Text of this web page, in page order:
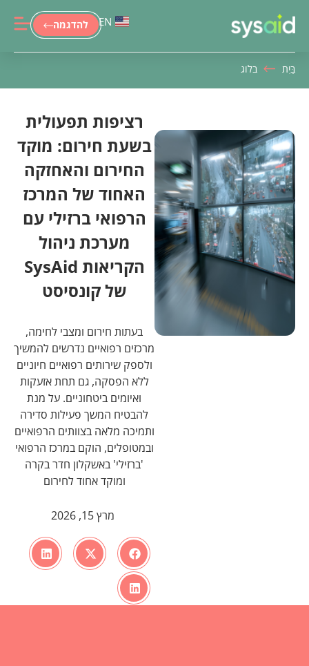
SysAid
להדגמה EN
בַּיִת בלוג
רציפות תפעולית
בשעת חירום: מוקד
החירום והאחזקה
האחוד של המרכז
הרפואי ברזילי עם
מערכת ניהול
הקריאות SysAid
של קונסיסט
בעתות חירום ומצבי לחימה,
מרכזים רפואיים נדרשים להמשיך
ולספק שירותים רפואיים חיוניים
ללא הפסקה, גם תחת אזעקות
ואיומים ביטחוניים. על מנת
להבטיח המשך פעילות סדירה
ותמיכה מלאה בצוותים הרפואיים
ובמטופלים, הוקם במרכז הרפואי
'ברזילי' באשקלון חדר בקרה
ומוקד אחוד לחירום
מרץ 15, 2026